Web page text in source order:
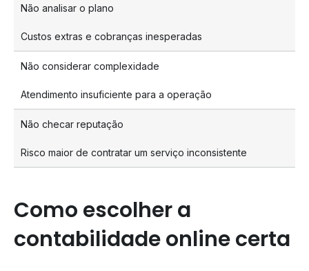
Não analisar o plano
Custos extras e cobranças inesperadas
Não considerar complexidade
Atendimento insuficiente para a operação
Não checar reputação
Risco maior de contratar um serviço inconsistente
Como escolher a
contabilidade online certa